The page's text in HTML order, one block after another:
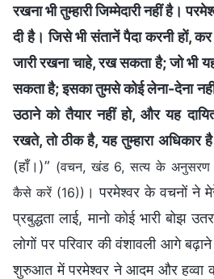
रखना भी तुम्हारी जिम्मेदारी नहीं है।
दी है। जिसे भी संतानें पैदा करनी हों,
जारी रखना चाहे, रख सकता है; जो भी यह
सकता है; इसका तुमसे कोई लेना-देना
उठाने को तैयार नहीं हो, और यह
रखते, तो ठीक है, यह तुम्हारा अधिकार
(हाँ।)” (वचन, खंड 6, सत्य के अनुसरण
कैसे करें (16)) । परमेश्वर के वचनों ने
प्रबुद्धता लाई, मानो कोई भारी बोझ
लोगों पर परिवार की वंशावली आगे बढ़ाने
शुरुआत में परमेश्वर ने आदम और हव्वा